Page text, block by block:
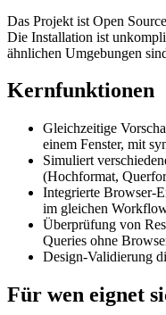
Das Projekt ist Open
Die Installation ist
ähnlichen Umgebungen
Kernfunktionen
Gleichzeitige
einem Fenster, mit
Simuliert
(Hochformat,
Integrierte Browser-
im gleichen
Überprüfung von
Queries ohne
Design-Validierung
Für wen eignet